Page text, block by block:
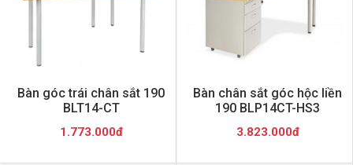
Bàn góc trái chân sắt 190
BLT14-CT
1.773.000đ
Bàn chân sắt góc hộc liền
190 BLP14CT-HS3
3.823.000đ